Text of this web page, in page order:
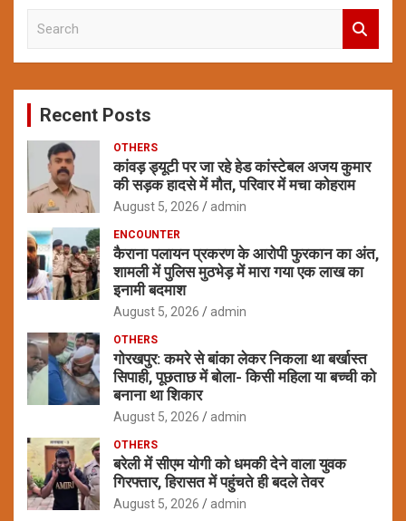
c
Recent Posts
OTHERS
कांवड़ ड्यूटी पर जा रहे हेड कांस्टेबल अजय कुमार
की सड़क हादसे में मौत, परिवार में मचा कोहराम
August 5, 2026 admin
ENCOUNTER
कैराना पलायन प्रकरण के आरोपी फुरकान का अंत,
शामली में पुलिस मुठभेड़ में मारा गया एक लाख का
इनामी बदमाश
August 5, 2026 admin
OTHERS
गोरखपुर: कमरे से बांका लेकर निकला था बर्खास्त
सिपाही, पूछताछ में बोला- किसी महिला या बच्ची को
बनाना था शिकार
August 5, 2026 admin
OTHERS
बरेली में सीएम योगी को धमकी देने वाला युवक
गिरफ्तार, हिरासत में पहुंचते ही बदले तेवर
August 5, 2026 admin